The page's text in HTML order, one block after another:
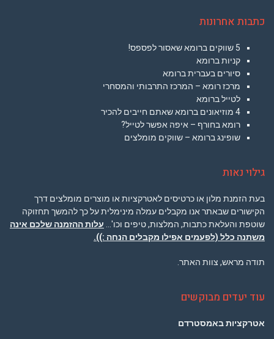
כתבות אחרונות
5 שווקים ברומא שאסור לפספס!
קניות ברומא
סיורים בעברית ברומא
מרכז רומא – המרכז התרבותי והמסחרי
לטייל ברומא
4 מוזיאונים ברומא שאתם חייבים להכיר
רומא בחורף – איפה אפשר לטייל?
שופינג ברומא – שווקים מומלצים
גילוי נאות
בעת הזמנת מלון או כרטיסים לאטרקציות או מוצרים מומלצים דרך
הקישורים שבאתר אנו מקבלים עמלה מינימלית על כך להמשך תחזוקה
שוטפת והעלאת כתבות, המלצות, טיפים וכו'… עלות ההזמנה שלכם אינה
משתנה כלל (לפעמים אפילו מקבלים הנחה :)).
תודה מראש, צוות האתר.
עוד יעדים מבוקשים
אטרקציות באמסטרדם